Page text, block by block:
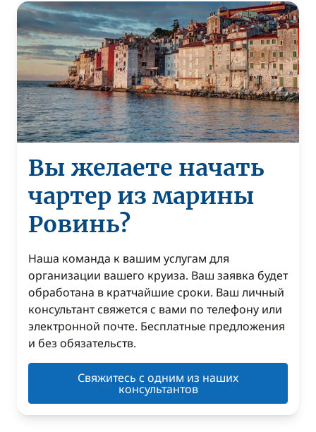
Вы желаете начать
чартер из марины
Ровинь?
Наша команда к вашим услугам для
организации вашего круиза. Ваш заявка будет
обработана в кратчайшие сроки. Ваш личный
консультант свяжется с вами по телефону или
электронной почте. Бесплатные предложения
и без обязательств.
Свяжитесь с одним из наших
консультантов